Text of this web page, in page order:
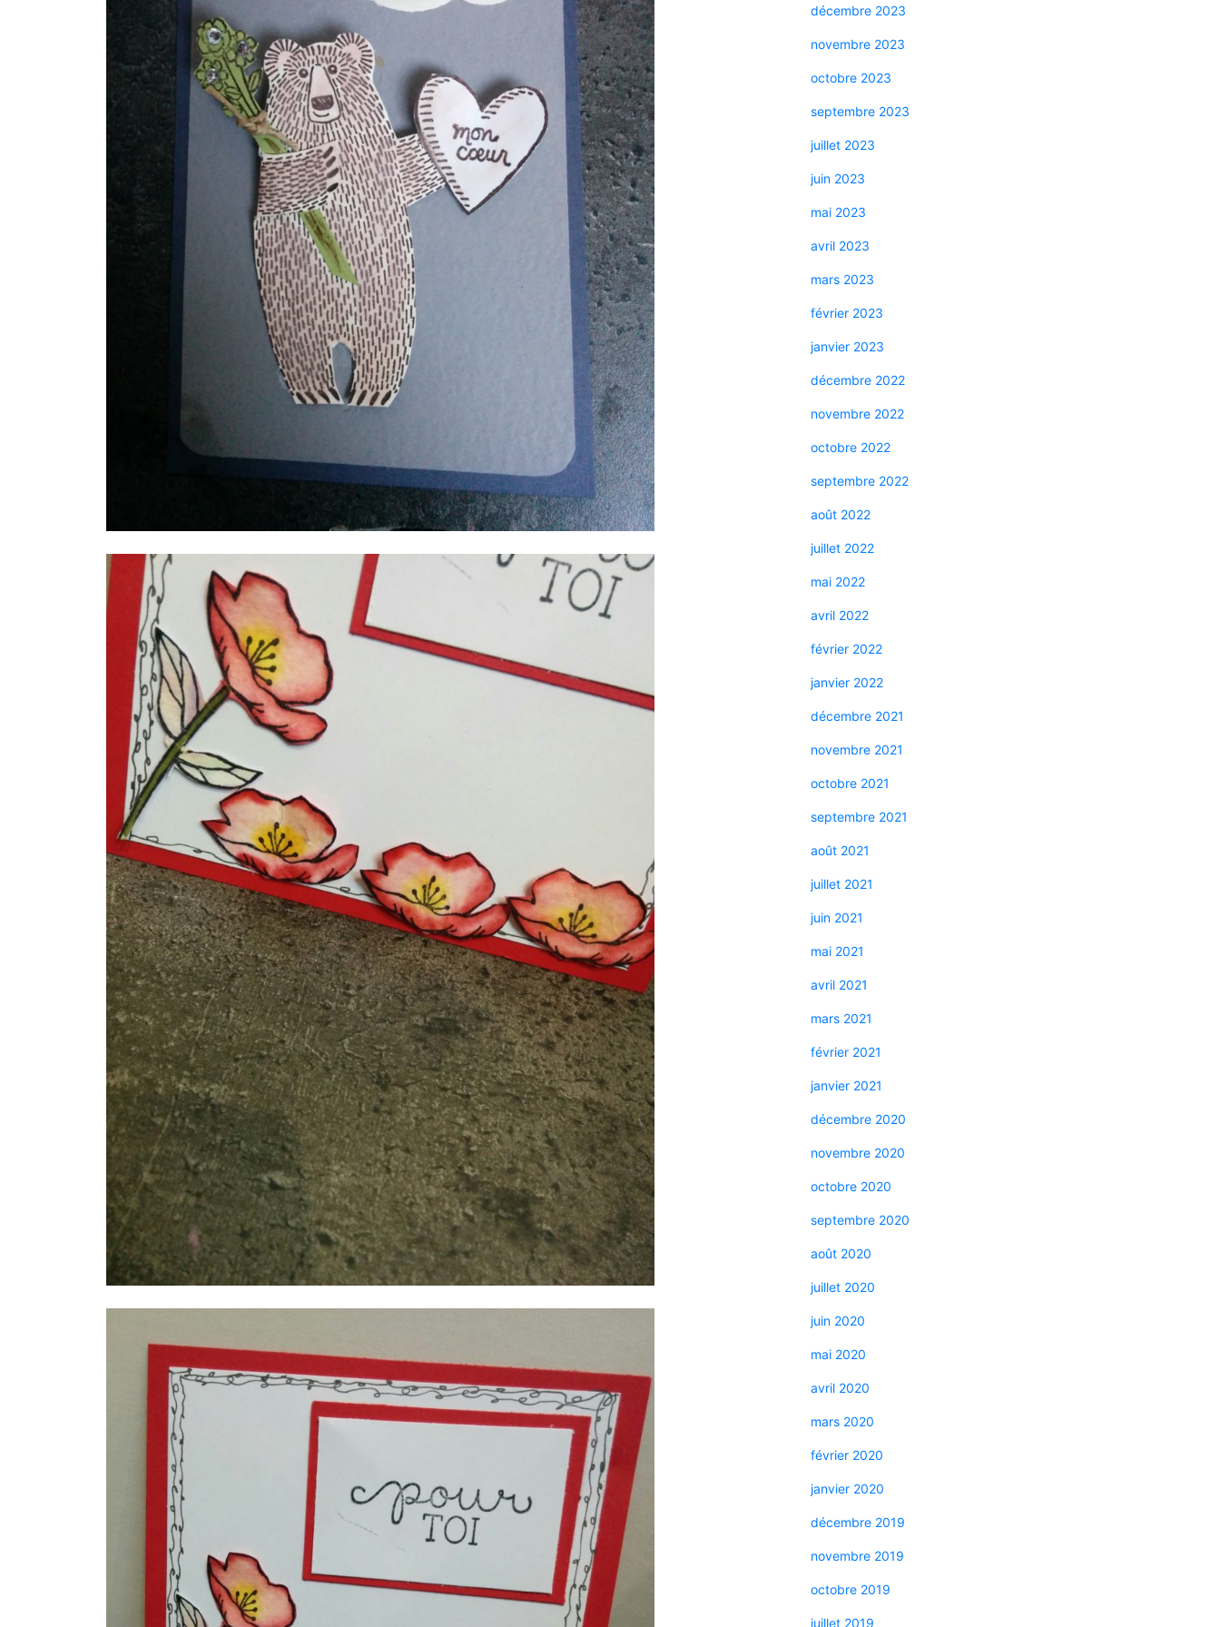
décembre 2023
novembre 2023
octobre 2023
septembre 2023
juillet 2023
juin 2023
mai 2023
avril 2023
mars 2023
février 2023
janvier 2023
décembre 2022
novembre 2022
octobre 2022
septembre 2022
août 2022
juillet 2022
mai 2022
avril 2022
février 2022
janvier 2022
décembre 2021
novembre 2021
octobre 2021
septembre 2021
août 2021
juillet 2021
juin 2021
mai 2021
avril 2021
mars 2021
février 2021
janvier 2021
décembre 2020
novembre 2020
octobre 2020
septembre 2020
août 2020
juillet 2020
juin 2020
mai 2020
avril 2020
mars 2020
février 2020
janvier 2020
décembre 2019
novembre 2019
octobre 2019
juillet 2019